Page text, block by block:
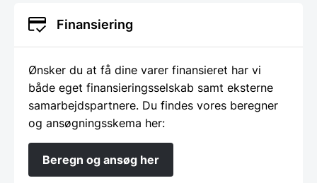
Finansiering
Ønsker du at få dine varer finansieret har vi
både eget finansieringsselskab samt eksterne
samarbejdspartnere. Du findes vores beregner
og ansøgningsskema her:
Beregn og ansøg her